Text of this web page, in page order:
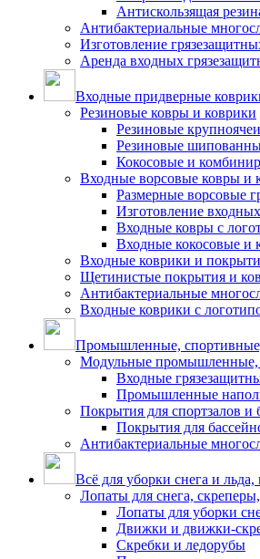
Антискользящая
Антибактериальные
Изготовление
Аренда входных
Входные придверные
Резиновые ковры и коврики
Резиновые
Резиновые
Кокосовые и
Входные ворсовые ковры и
Размерные ворсовые
Изготовление
Входные ковры с
Входные кокосовые и
Входные коврики и
Щетинистые покрытия и
Антибактериальные
Входные коврики с
Промышленные,
Модульные промышленные,
Входные
Промышленные
Покрытия для спортзалов и
Покрытия для
Антибактериальные
Всё для уборки снега и
Лопаты для снега,
Лопаты для уборки
Движки и движки-
Скребки и ледорубы